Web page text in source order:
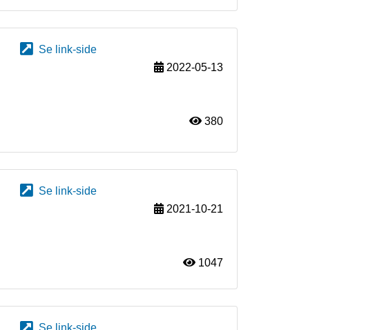
Se link-side
2022-05-13
380
Se link-side
2021-10-21
1047